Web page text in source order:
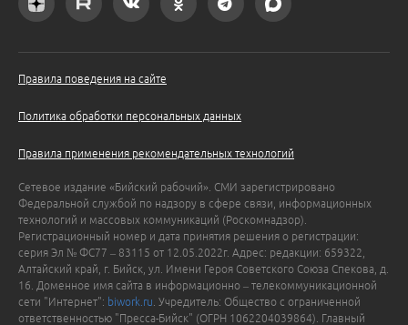
Правила поведения на сайте
Политика обработки персональных данных
Правила применения рекомендательных технологий
Сетевое издание «Бийский рабочий». СМИ зарегистрировано
Федеральной службой по надзору в сфере связи, информационных
технологий и массовых коммуникаций (Роскомнадзор).
Регистрационный номер и дата принятия решения о регистрации:
серия Эл № ФС77 – 83115 от 12.05.2022г. Адрес: редакции: 659322,
Алтайский край, г. Бийск, ул. Имени Героя Советского Союза Спекова, д.
16. Доменное имя сайта в информационно – телекоммуникационной
сети "Интернет": biwork.ru . Учредитель: Общество с ограниченной
ответственностью "Пресса-Бийск" (ОГРН 1062204039864). Главный